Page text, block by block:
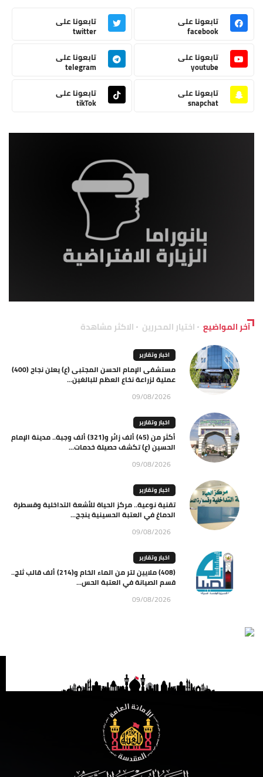
تابعونا على
facebook
تابعونا على
twitter
تابعونا على
youtube
تابعونا على
telegram
تابعونا على
snapchat
تابعونا على
tikTok
آخر المواضيع اختيار المحررين الاكثر مشاهدة
اخبار وتقارير
مستشفى الإمام الحسن المجتبى (ع) يعلن نجاح (400)
عملية لزراعة نخاع العظم للبالغين...
09/08/2026
اخبار وتقارير
أكثر من (45) ألف زائر و(321) ألف وجبة.. مدينة الإمام
الحسين (ع) تكشف حصيلة خدمات...
09/08/2026
اخبار وتقارير
تقنية نوعية.. مركز الحياة للأشعة التداخلية وقسطرة
الدماغ في العتبة الحسينية ينجح...
09/08/2026
اخبار وتقارير
(408) ملايين لتر من الماء الخام و(214) ألف قالب ثلج..
قسم الصيانة في العتبة الحس...
09/08/2026